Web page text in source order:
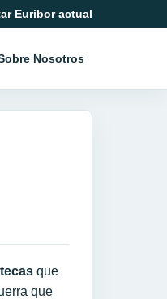
Euribor actual
Nosotros
que
que